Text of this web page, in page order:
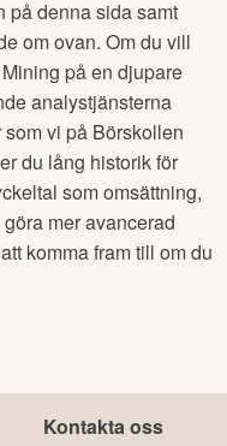
på denna sida samt
om ovan. Om du vill
på en djupare
analystjänsterna
som vi på Börskollen
du lång historik för
som omsättning,
mer avancerad
komma fram till om du
Kontakta oss